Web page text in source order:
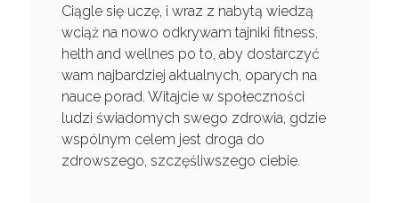
Ciągle się uczę, i wraz z nabytą wiedzą
wciąż na nowo odkrywam tajniki fitness,
helth and wellnes po to, aby dostarczyć
wam najbardziej aktualnych, oparych na
nauce porad. Witajcie w społeczności
ludzi świadomych swego zdrowia, gdzie
wspólnym celem jest droga do
zdrowszego, szczęśliwszego ciebie.